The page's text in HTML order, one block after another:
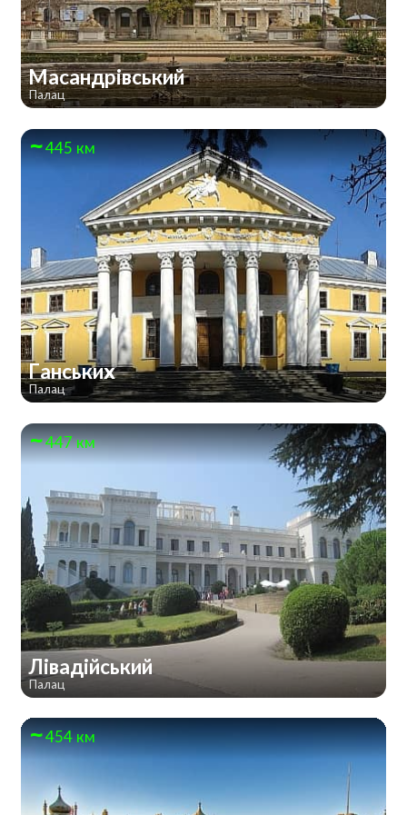
Масандрівський
Палац
445 км
Ганських
Палац
447 км
Лівадійський
Палац
454 км